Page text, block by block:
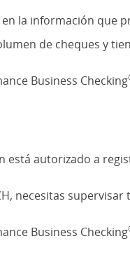
la información que
de cheques y
Business Checking
está autorizado a
necesitas supervisar
Business Checking